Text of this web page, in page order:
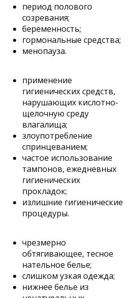
период полового
созревания;
беременность;
гормональные средства;
менопауза.
применение
гигиенических средств,
нарушающих кислотно-
щелочную среду
влагалища;
злоупотребление
спринцеванием;
частое использование
тампонов, ежедневных
гигиенических
прокладок;
излишние гигиенические
процедуры.
чрезмерно
обтягивающее, тесное
нательное белье;
слишком узкая одежда;
нижнее белье из